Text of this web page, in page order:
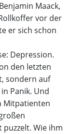
Maack,
vor der
er sich schon
Depression.
den letzten
sondern auf
Panik. Und
Mitpatienten
Wie ihm